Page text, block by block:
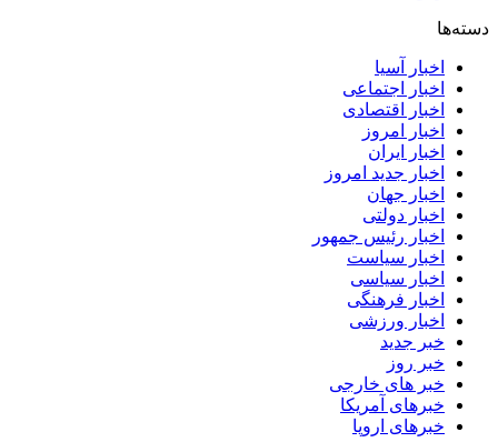
دسته‌ها
اخبار آسیا
اخبار اجتماعی
اخبار اقتصادی
اخبار امروز
اخبار ایران
اخبار جدید امروز
اخبار جهان
اخبار دولتی
اخبار رئیس جمهور
اخبار سیاست
اخبار سیاسی
اخبار فرهنگی
اخبار ورزشی
خبر جدید
خبر روز
خبر های خارجی
خبرهای آمریکا
خبرهای اروپا